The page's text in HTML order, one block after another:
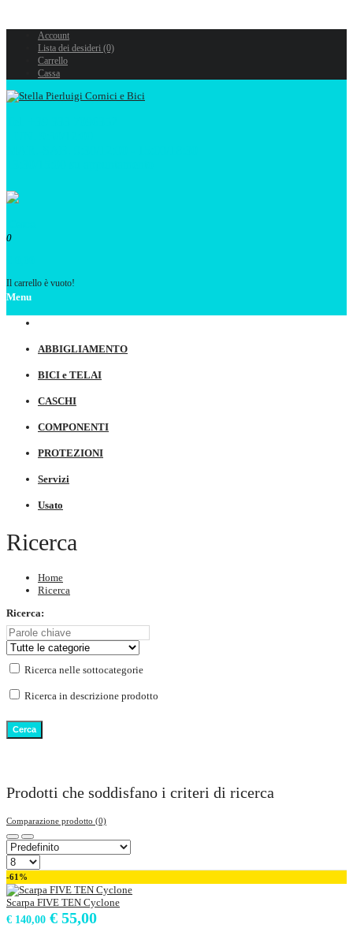
Account
Lista dei desideri (0)
Carrello
Cassa
0
Il carrello è vuoto!
Menu
ABBIGLIAMENTO
BICI e TELAI
CASCHI
COMPONENTI
PROTEZIONI
Servizi
Usato
Ricerca
Home
Ricerca
Ricerca:
Ricerca nelle sottocategorie
Ricerca in descrizione prodotto
Prodotti che soddisfano i criteri di ricerca
Comparazione prodotto (0)
-61%
Scarpa FIVE TEN Cyclone
€ 140,00 € 55,00